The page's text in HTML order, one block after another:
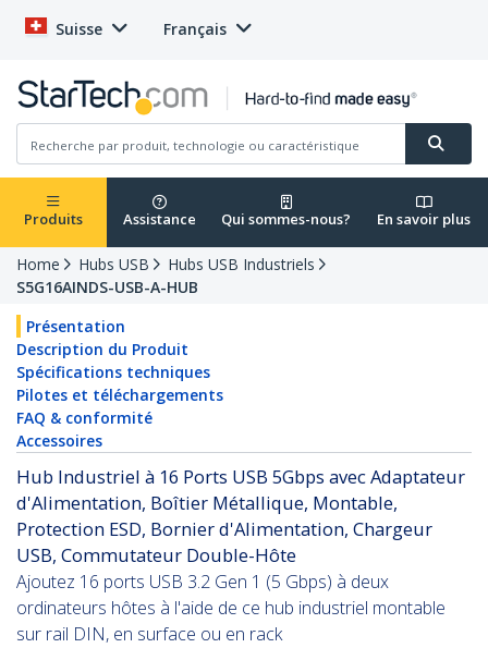
Suisse Français
Produits Assistance Qui sommes-nous? En savoir plus
Home Hubs USB
Hubs USB Industriels
S5G16AINDS-USB-A-HUB
Présentation
Description du Produit
Spécifications techniques
Pilotes et téléchargements
FAQ & conformité
Accessoires
Hub Industriel à 16 Ports USB 5Gbps avec Adaptateur
d'Alimentation, Boîtier Métallique, Montable,
Protection ESD, Bornier d'Alimentation, Chargeur
USB, Commutateur Double-Hôte
Ajoutez 16 ports USB 3.2 Gen 1 (5 Gbps) à deux
ordinateurs hôtes à l'aide de ce hub industriel montable
sur rail DIN, en surface ou en rack